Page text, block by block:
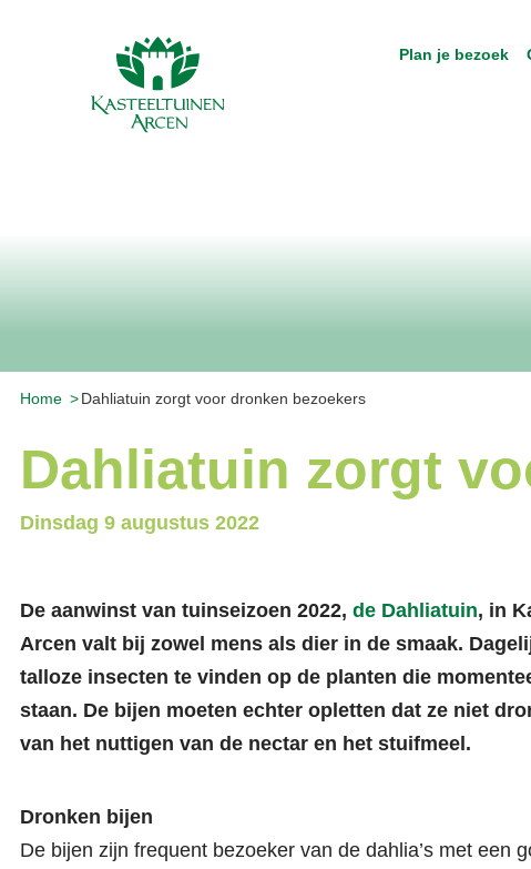
Plan je bezoek
Home Dahliatuin zorgt voor dronken bezoekers
Dahliatuin zorgt
Dinsdag 9 augustus 2022
De aanwinst van tuinseizoen 2022, de Dahliatuin, in
Arcen valt bij zowel mens als dier in de smaak.
talloze insecten te vinden op de planten die
staan. De bijen moeten echter opletten dat ze niet
van het nuttigen van de nectar en het stuifmeel.
Dronken bijen
De bijen zijn frequent bezoeker van de dahlia’s met een